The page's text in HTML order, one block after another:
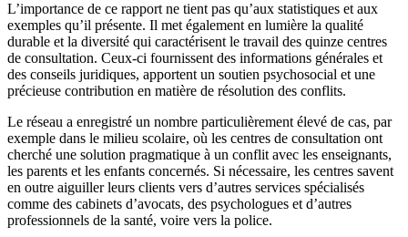
L’importance de ce rapport ne tient pas qu’aux statistiques et aux
exemples qu’il présente. Il met également en lumière la qualité
durable et la diversité qui caractérisent le travail des quinze centres
de consultation. Ceux-ci fournissent des informations générales et
des conseils juridiques, apportent un soutien psychosocial et une
précieuse contribution en matière de résolution des conflits.
Le réseau a enregistré un nombre particulièrement élevé de cas, par
exemple dans le milieu scolaire, où les centres de consultation ont
cherché une solution pragmatique à un conflit avec les enseignants,
les parents et les enfants concernés. Si nécessaire, les centres savent
en outre aiguiller leurs clients vers d’autres services spécialisés
comme des cabinets d’avocats, des psychologues et d’autres
professionnels de la santé, voire vers la police.